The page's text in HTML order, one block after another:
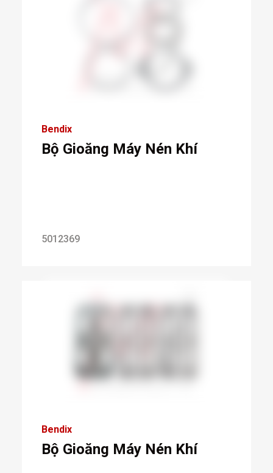
Bendix
Bộ Gioăng Máy Nén Khí
5012369
Bendix
Bộ Gioăng Máy Nén Khí